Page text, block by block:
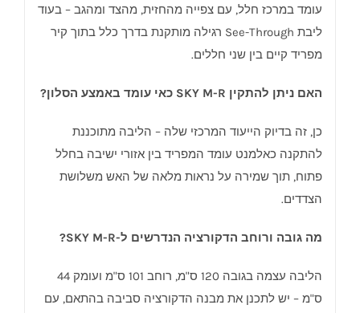
עומד במרכז חלל, עם צפייה מהחזית, מהצד ומהגב – בעוד
ליבת See-Through רגילה מותקנת בדרך כלל בתוך קיר
מפריד קיים בין שני חללים.
האם ניתן להתקין SKY M-R כאי עומד באמצע הסלון?
כן, זה בדיוק הייעוד המרכזי שלה – הליבה מתוכננת
להתקנה כאלמנט עומד המפריד בין אזורי ישיבה בחלל
פתוח, תוך שמירה על נראות מלאה של האש משלושת
הצדדים.
מה גובה ורוחב הדקורציה הנדרשים ל-SKY M-R?
הליבה עצמה בגובה 120 ס"מ, רוחב 101 ס"מ ועומק 44
ס"מ – יש לתכנן את מבנה הדקורציה סביבה בהתאם, עם